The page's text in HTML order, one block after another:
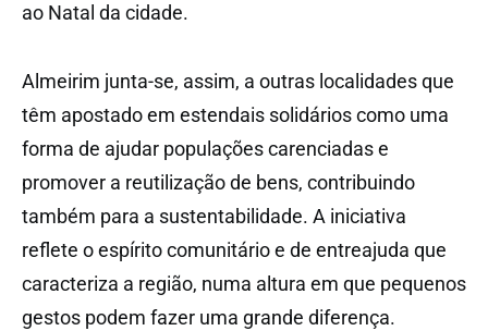
ao Natal da cidade.
Almeirim junta-se, assim, a outras localidades que
têm apostado em estendais solidários como uma
forma de ajudar populações carenciadas e
promover a reutilização de bens, contribuindo
também para a sustentabilidade. A iniciativa
reflete o espírito comunitário e de entreajuda que
caracteriza a região, numa altura em que pequenos
gestos podem fazer uma grande diferença.